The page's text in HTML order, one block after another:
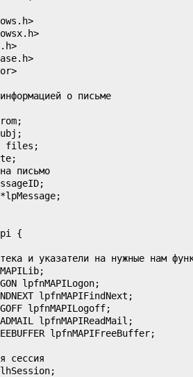
о письме
files;
письмо
{
и указатели на нужные нам
lpfnMAPILogon;
lpfnMAPIFindNext;
lpfnMAPILogoff;
lpfnMAPIReadMail;
lpfnMAPIFreeBuffer;
сессия